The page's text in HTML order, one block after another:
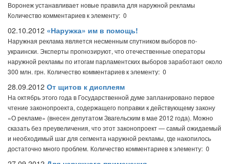
Воронеж устанавливает новые правила для наружной рекламы
Количество комментариев к элементу: 0
02.10.2012 «Наружка» им в помощь!
Наружная реклама является несменным спутником выборов по-
украински. Эксперты прогнозируют, что отечественные операторы
наружной рекламы по итогам парламентских выборов заработают около
300 млн. грн. Количество комментариев к элементу: 0
28.09.2012 От щитов к дисплеям
На октябрь этого года в Государственной думе запланировано первое
чтение законопроекта, содержащего поправки к действующему закону
«О рекламе» (внесен депутатом Звагельским в мае 2012 года). Можно
сказать без преувеличения, что этот законопроект — самый ожидаемый
и необходимый шаг для сегмента наружной рекламы, где накопилось
достаточно много проблем. Количество комментариев к элементу: 0